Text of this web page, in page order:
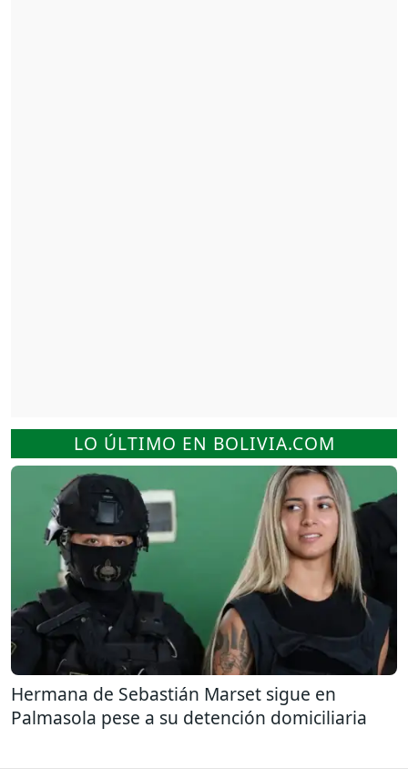
LO ÚLTIMO EN BOLIVIA.COM
Hermana de Sebastián Marset sigue en
Palmasola pese a su detención domiciliaria